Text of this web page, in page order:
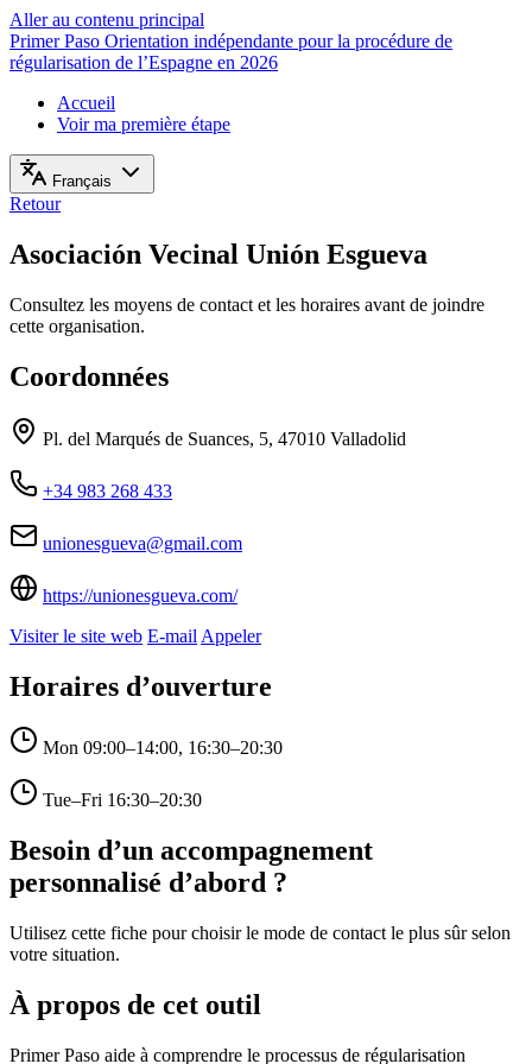
Aller au contenu principal
Primer Paso Orientation indépendante pour la procédure de
régularisation de l’Espagne en 2026
Accueil
Voir ma première étape
Français
Retour
Asociación Vecinal Unión Esgueva
Consultez les moyens de contact et les horaires avant de joindre
cette organisation.
Coordonnées
Pl. del Marqués de Suances, 5, 47010 Valladolid
+34 983 268 433
unionesgueva@gmail.com
https://unionesgueva.com/
Visiter le site web E-mail Appeler
Horaires d’ouverture
Mon 09:00–14:00, 16:30–20:30
Tue–Fri 16:30–20:30
Besoin d’un accompagnement
personnalisé d’abord ?
Utilisez cette fiche pour choisir le mode de contact le plus sûr selon
votre situation.
À propos de cet outil
Primer Paso aide à comprendre le processus de régularisation